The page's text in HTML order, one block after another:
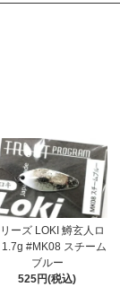
ーズ LOKI 鱒玄人ロ
1.7g #MK08 スチーム
ブルー
525円(税込)